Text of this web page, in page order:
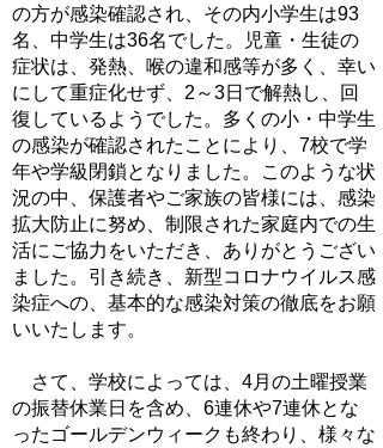
の方が感染確認され、その内小学生は93
名、中学生は36名でした。児童・生徒の
症状は、発熱、喉の違和感等が多く、幸い
にして重症化せず、2～3日で解熱し、回
復しているようでした。多くの小・中学生
の感染が確認されたことにより、7校で学
年や学級閉鎖となりました。このような状
況の中、保護者やご家族の皆様には、感染
拡大防止に努め、制限された家庭内での生
活にご協力をいただき、ありがとうござい
ました。引き続き、新型コロナウイルス感
染症への、基本的な感染対策の徹底をお願
いいたします。
さて、学校によっては、4月の土曜授業
の振替休業日を含め、6連休や7連休とな
ったゴールデンウィークも終わり、様々な